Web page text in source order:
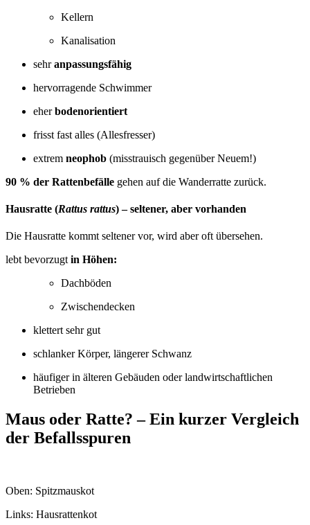
Kel­lern
Kana­li­sa­ti­on
sehranpas­sungs­fä­hig
her­vor­ra­gen­de Schwim­mer
eherboden­ori­en­tiert
frisst fast alles (Alles­fres­ser)
extrem neo­phob (miss­trau­isch gegen­über Neu­em!)
90 % der Rat­ten­be­fäl­le gehen auf die Wan­der­rat­te zurück.
Haus­rat­te (Rat­tus rat­tus) – sel­te­ner, aber vor­han­den
Die Haus­rat­te kommt sel­te­ner vor, wird aber oft über­se­hen.
lebt bevor­zugt in Höhen:
Dach­bö­den
Zwi­schen­de­cken
klet­tert sehr gut
schlan­ker Kör­per, län­ge­rer Schwanz
häu­fi­ger in älte­ren Gebäu­den oder land­wirt­schaft­li­chen
Betrie­ben
Maus oder Rat­te? – Ein kur­zer Ver­gleich
der Befalls­spu­ren
Oben: Spitz­maus­kot
Links: Haus­rat­ten­kot